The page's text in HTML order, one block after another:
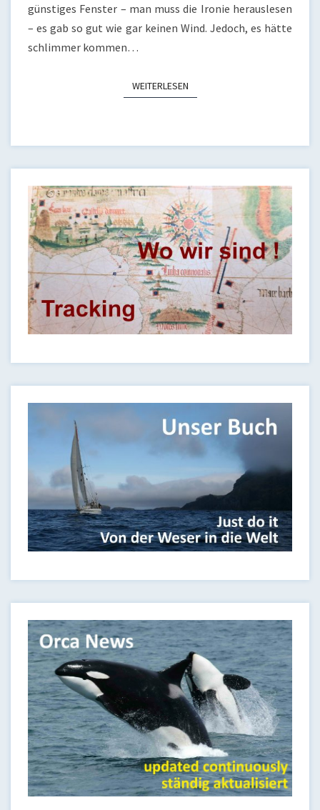
günstiges Fenster – man muss die Ironie herauslesen
– es gab so gut wie gar keinen Wind. Jedoch, es hätte
schlimmer kommen…
WEITERLESENWEITERLESEN